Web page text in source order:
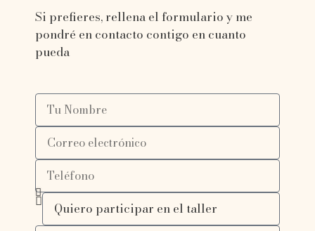
Si prefieres, rellena el formulario y me
pondré en contacto contigo en cuanto
pueda